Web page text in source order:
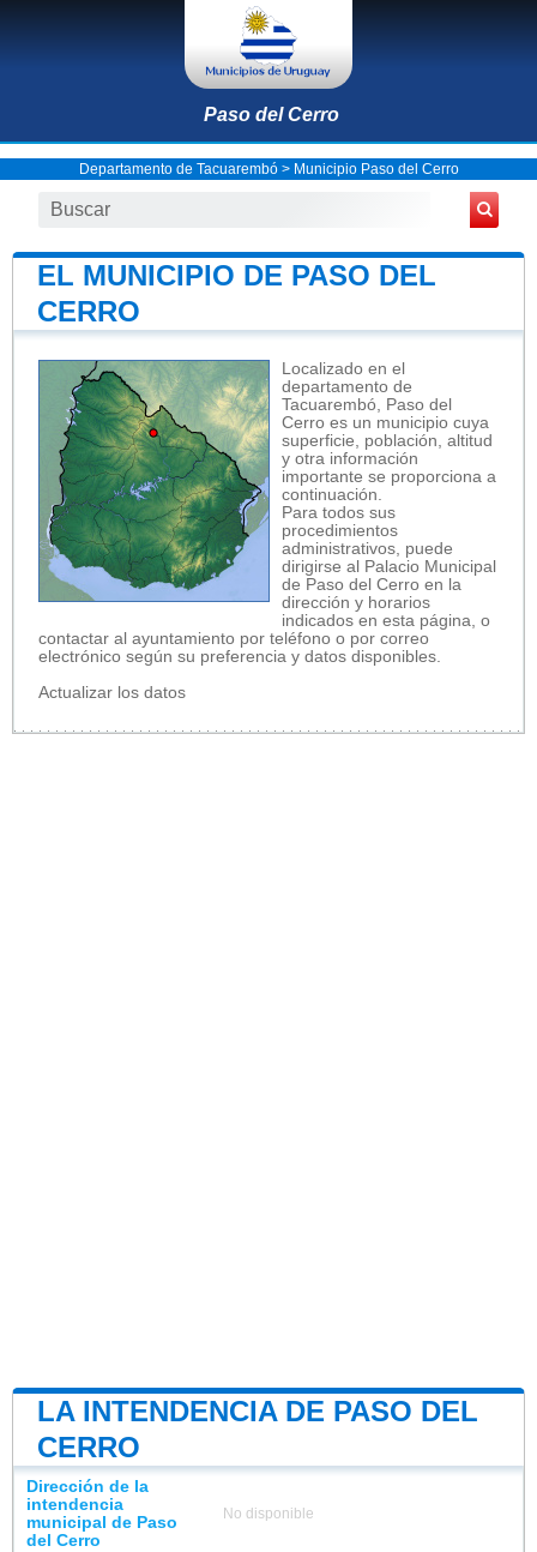
Paso del Cerro
Departamento de Tacuarembó> Municipio Paso del Cerro
EL MUNICIPIO DE PASO DEL
CERRO
Localizado en el
departamento de
Tacuarembó, Paso del
Cerro es un municipio cuya
superficie, población, altitud
y otra información
importante se proporciona a
continuación.
Para todos sus
procedimientos
administrativos, puede
dirigirse al Palacio Municipal
de Paso del Cerro en la
dirección y horarios
indicados en esta página, o
contactar al ayuntamiento por teléfono o por correo
electrónico según su preferencia y datos disponibles.
Actualizar los datos
LA INTENDENCIA DE PASO DEL
CERRO
Dirección de la
intendencia
municipal de Paso
del Cerro
No disponible